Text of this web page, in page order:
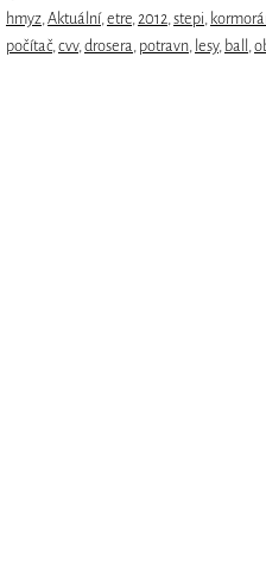
hmyz,Aktuální,etre,2012,stepi,
počítač,cvv,drosera, potravn, lesy, ball ,